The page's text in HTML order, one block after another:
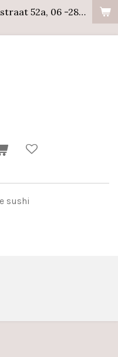
The Booster Beilen, Brinkstraat 52a, 06 -28358441
sushi